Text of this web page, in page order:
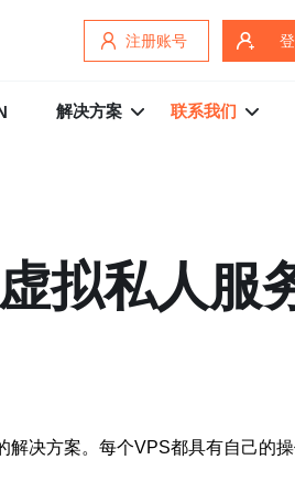
注册账号
解决方案 联系我们
拟私人服
决方案。每个VPS都具有自己的操